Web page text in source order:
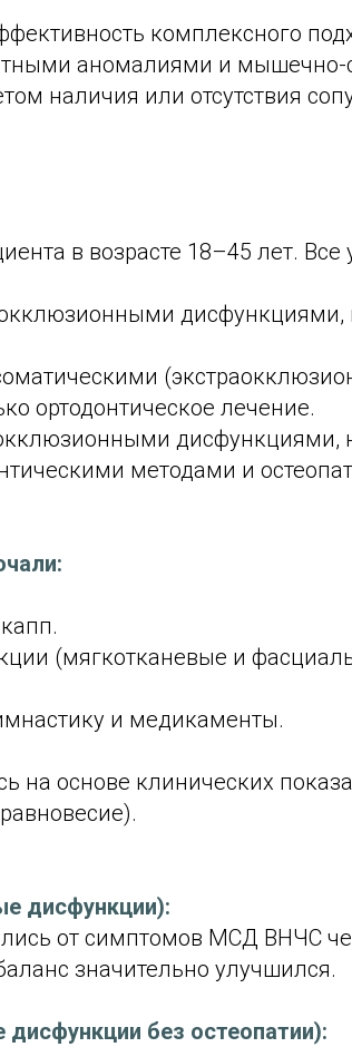
комплексного
аномалиями и мышечно-
наличия или отсутствия
в возрасте 18–45 лет. Все
дисфункциями,
ортодонтическое лечение.
дисфункциями,
методами и
(мягкотканевые и
и медикаменты.
на основе клинических
дисфункции):
от симптомов МСД ВНЧС
значительно улучшился.
без остеопатии):